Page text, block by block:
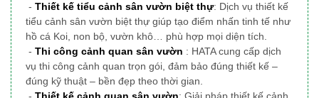
- Thiết kế tiểu cảnh sân vườn biệt thự: Dịch vụ thiết kế
tiểu cảnh sân vườn biệt thự giúp tạo điểm nhấn tinh tế như
hồ cá Koi, non bộ, vườn khô… phù hợp mọi diện tích.
- Thi công cảnh quan sân vườn : HATA cung cấp dịch
vụ thi công cảnh quan trọn gói, đảm bảo đúng thiết kế –
đúng kỹ thuật – bền đẹp theo thời gian.